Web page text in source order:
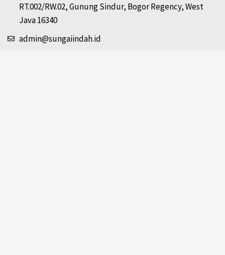
RT.002/RW.02, Gunung Sindur, Bogor Regency, West
Java 16340
admin@sungaiindah.id